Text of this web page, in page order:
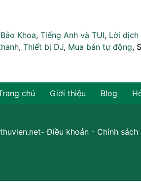
Khoa, Tiếng Anh và TUI, Lời dịch
, Thiết bị DJ, Mua bán tự động,
chủ Giới thiệu Blog
Điều khoản - Chính